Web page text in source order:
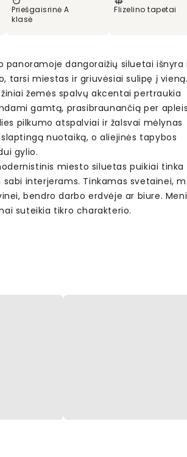
Priešgaisrinė A
klasė
Flizelino tapetai
panoramoje dangoraižių siluetai išnyra
tarsi miestas ir griuvėsiai sulipę į vieną.
žemės spalvų akcentai pertraukia
gamtą, prasibraunančią per
pilkumo atspalviai ir žalsvai mėlynas
nuotaiką, o aliejinės tapybos
gylio.
miesto siluetas puikiai tinka
sabi interjerams. Tinkamas svetainei,
bendro darbo erdvėje ar biure.
suteikia tikro charakterio.